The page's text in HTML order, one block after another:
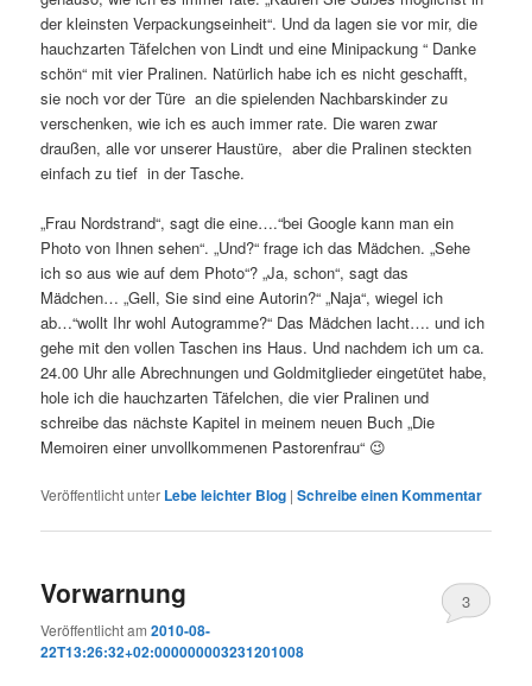
der kleinsten Verpackungseinheit“. Und da lagen sie vor mir, die
hauchzarten Täfelchen von Lindt und eine Minipackung “ Danke
schön“ mit vier Pralinen. Natürlich habe ich es nicht geschafft,
sie noch vor der Türe an die spielenden Nachbarskinder zu
verschenken, wie ich es auch immer rate. Die waren zwar
draußen, alle vor unserer Haustüre, aber die Pralinen steckten
einfach zu tief in der Tasche.
„Frau Nordstrand“, sagt die eine….“bei Google kann man ein
Photo von Ihnen sehen“. „Und?“ frage ich das Mädchen. „Sehe
ich so aus wie auf dem Photo“? „Ja, schon“, sagt das
Mädchen… „Gell, Sie sind eine Autorin?“ „Naja“, wiegel ich
ab…“wollt Ihr wohl Autogramme?“ Das Mädchen lacht…. und ich
gehe mit den vollen Taschen ins Haus. Und nachdem ich um ca.
24.00 Uhr alle Abrechnungen und Goldmitglieder eingetütet habe,
hole ich die hauchzarten Täfelchen, die vier Pralinen und
schreibe das nächste Kapitel in meinem neuen Buch „Die
Memoiren einer unvollkommenen Pastorenfrau“ 😉
Veröffentlicht unter Lebe leichter Blog |Schreibe einen Kommentar
Vorwarnung
Veröffentlicht am2010-08-
22T13:26:32+02:000000003231201008
3